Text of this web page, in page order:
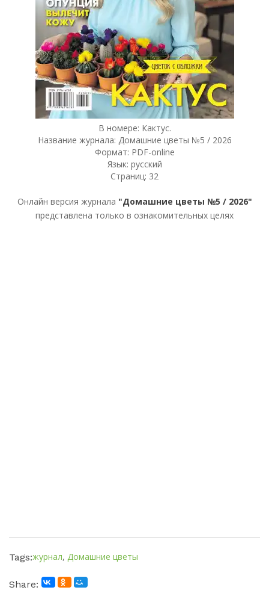
В номере: Кактус.
Название журнала: Домашние цветы №5 / 2026
Формат: PDF-online
Язык: русский
Страниц: 32
Онлайн версия журнала "Домашние цветы №5 / 2026"
представлена только в ознакомительных целях
Tags:журнал, Домашние цветы
Share: